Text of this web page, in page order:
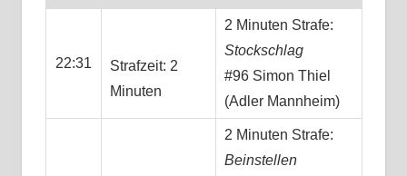
22:31
Strafzeit: 2
Minuten
2 Minuten Strafe:
Stockschlag
#96 Simon Thiel
(Adler Mannheim)
2 Minuten Strafe:
Beinstellen